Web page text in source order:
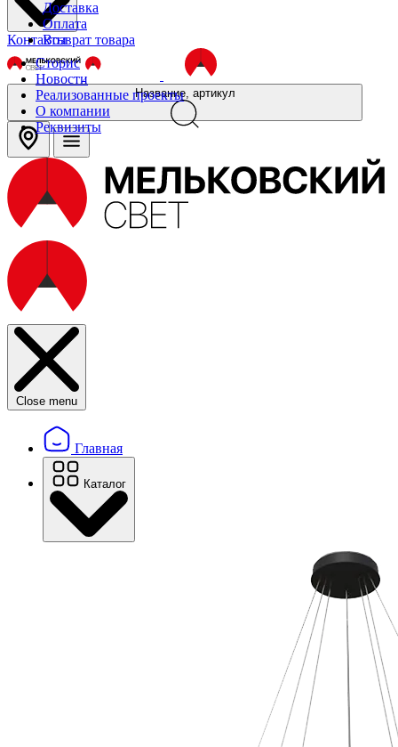
Доставка
Оплата
Возврат товара
Сторис
Новости
Реализованные проекты
О компании
Реквизиты
Контакты
Название, артикул
Close menu
Главная
Каталог